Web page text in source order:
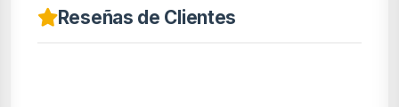
Reseñas de Clientes